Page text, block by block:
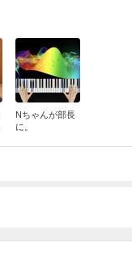
Nちゃんが部長
に。